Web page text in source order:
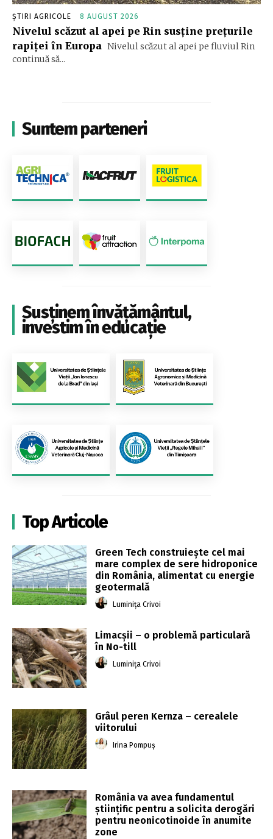
ȘTIRI AGRICOLE 8 AUGUST 2026
Nivelul scăzut al apei pe Rin susține prețurile
rapiței în Europa Nivelul scăzut al apei pe fluviul Rin
continuă să...
Suntem parteneri
Susținem învățământul,
investim în educație
Top Articole
Green Tech construiește cel mai
mare complex de sere hidroponice
din România, alimentat cu energie
geotermală
Luminița Crivoi
Limacșii – o problemă particulară
în No-till
Luminița Crivoi
Grâul peren Kernza – cerealele
viitorului
Irina Pompuș
România va avea fundamentul
ştiinţific pentru a solicita derogări
pentru neonicotinoide în anumite
zone